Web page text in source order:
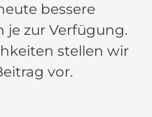
bessere
je zur Verfügung.
stellen wir
vor.